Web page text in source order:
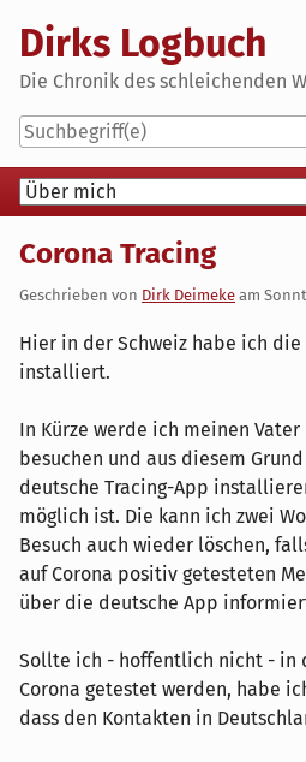
content
Dirks Logbuch
Die Chronik des schleichenden
Navigation
Corona Tracing
Geschrieben von Dirk Deimeke am
Hier in der Schweiz habe ich
installiert.
In Kürze werde ich meinen Vater
besuchen und aus diesem
deutsche Tracing-App
möglich ist. Die kann ich zwei
Besuch auch wieder löschen,
auf Corona positiv getesteten
über die deutsche App
Sollte ich - hoffentlich nicht - in
Corona getestet werden, habe
dass den Kontakten in